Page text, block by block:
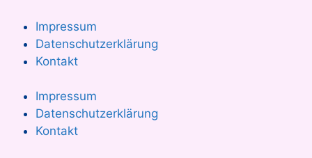
Impressum
Datenschutzerklärung
Kontakt
Impressum
Datenschutzerklärung
Kontakt